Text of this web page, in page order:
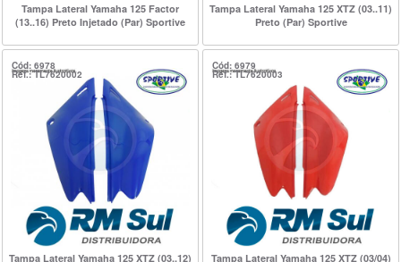
Tampa Lateral Yamaha 125 Factor
(13..16) Preto Injetado (Par) Sportive
Tampa Lateral Yamaha 125 XTZ (03..11)
Preto (Par) Sportive
Cód: 6978
Ref.: TL7620002
Tampa Lateral Yamaha 125 XTZ (03..12)
Cód: 6979
Ref.: TL7620003
Tampa Lateral Yamaha 125 XTZ (03/04)